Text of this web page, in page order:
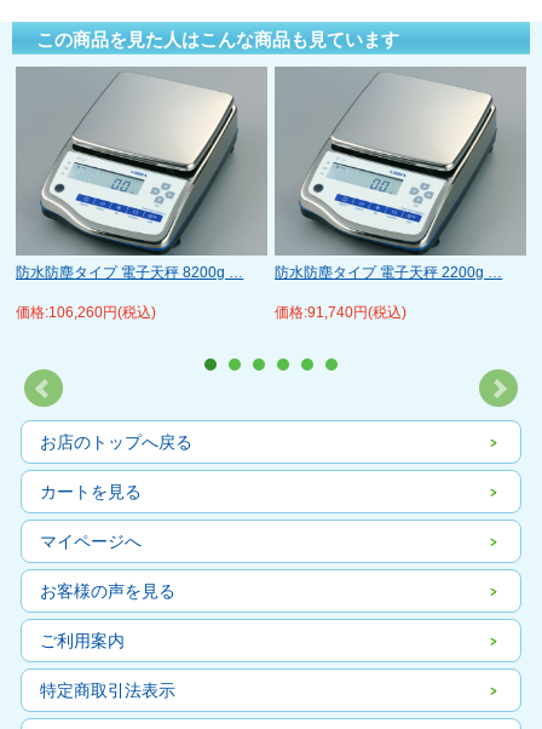
この商品を見た人はこんな商品も見ています
防水防塵タイプ 電子天秤 8200g …
価格:106,260円(税込)
防水防塵タイプ 電子天秤 2200g …
価格:91,740円(税込)
お店のトップへ戻る
カートを見る
マイページへ
お客様の声を見る
ご利用案内
特定商取引法表示